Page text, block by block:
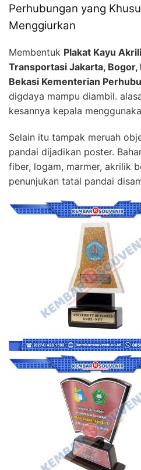
Perhubungan yang
Menggiurkan
Membentuk Plakat Kayu
Transportasi Jakarta, Bogor,
Bekasi Kementerian
digdaya mampu diambil.
kesannya kepala
Selain itu tampak meruah
pandai dijadikan poster.
fiber, logam, marmer, akrilik
penunjukan tatal pandai